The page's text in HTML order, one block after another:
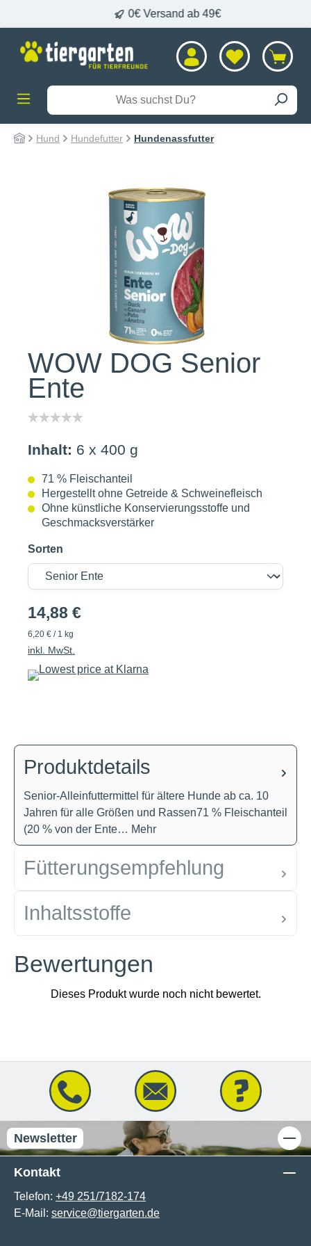
0€ Versand ab 49€
Hund Hundefutter Hundenassfutter
Bildergalerie überspringen
WOW DOG Senior
Ente
Inhalt: 6 x 400 g
71 % Fleischanteil
Hergestellt ohne Getreide & Schweinefleisch
Ohne künstliche Konservierungsstoffe und
Geschmacksverstärker
Sorten
14,88 €
6,20 € / 1 kg
inkl. MwSt.
Produktdetails
Senior-Alleinfuttermittel für ältere Hunde ab ca. 10
Jahren für alle Größen und Rassen71 % Fleischanteil
(20 % von der Ente… Mehr
Fütterungsempfehlung
Inhaltsstoffe
Bewertungen
Newsletter
Kontakt
Telefon: +49 251/7182-174
E-Mail: service@tiergarten.de